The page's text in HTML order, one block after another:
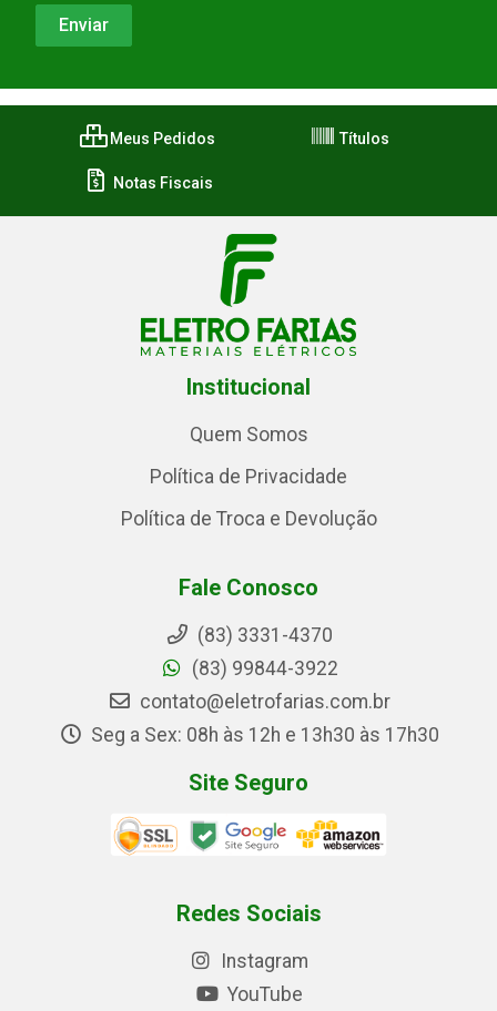
Meus Pedidos Títulos
Notas Fiscais
Institucional
Quem Somos
Política de Privacidade
Política de Troca e Devolução
Fale Conosco
(83) 3331-4370
(83) 99844-3922
contato@eletrofarias.com.br
Seg a Sex: 08h às 12h e 13h30 às 17h30
Site Seguro
Redes Sociais
Instagram
YouTube